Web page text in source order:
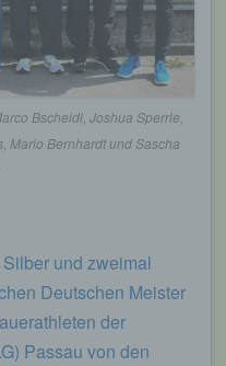
Bscheidl, Joshua Sperrle,
Mario Bernhardt und Sascha
und zweimal
Deutschen Meister
der
Passau von den